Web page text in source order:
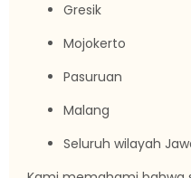
Gresik
Mojokerto
Pasuruan
Malang
Seluruh wilayah